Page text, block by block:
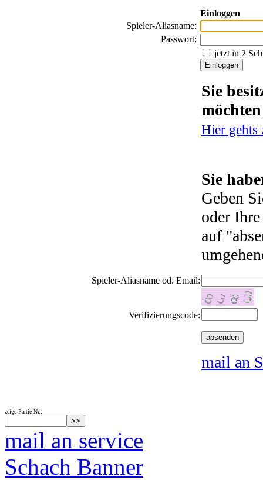
Einloggen
Spieler-Aliasname:
Passwort:
jetzt in 2
Sie
Hier
Sie
Geben
oder
auf
Spieler-Aliasname od. Email:
Verifizierungscode:
mail an
zeige Partie-Nr.:
mail an service
Schach Banner